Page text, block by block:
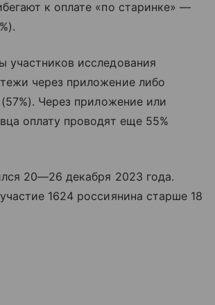
к оплате «по старинке» —
участников исследования
через приложение либо
Через приложение или
оплату проводят еще 55%
20—26 декабря 2023 года.
1624 россиянина старше 18